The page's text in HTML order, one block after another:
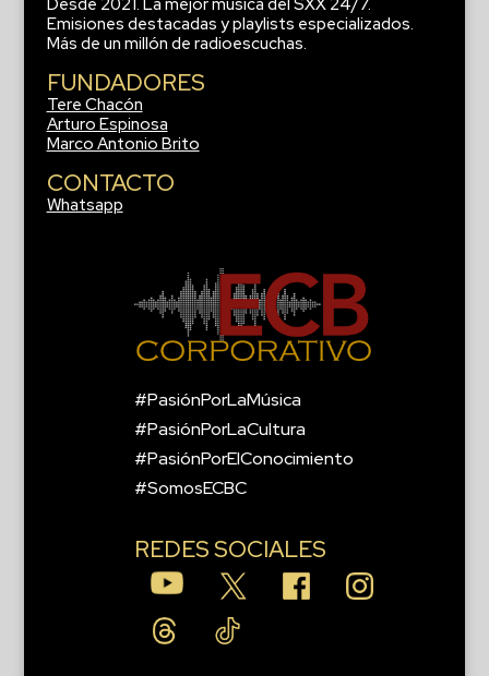
Desde 2021. La mejor música del SXX 24/7.
Emisiones destacadas y playlists especializados.
Más de un millón de radioescuchas.
FUNDADORES
Tere Chacón
Arturo Espinosa
Marco Antonio Brito
CONTACTO
Whatsapp
#PasiónPorLaMúsica
#PasiónPorLaCultura
#PasiónPorElConocimiento
#SomosECBC
REDES SOCIALES